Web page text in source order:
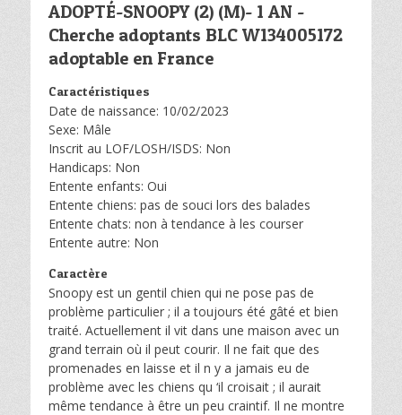
ADOPTÉ-SNOOPY (2) (M)- 1 AN -
Cherche adoptants BLC W134005172
adoptable en France
Caractéristiques
Date de naissance: 10/02/2023
Sexe: Mâle
Inscrit au LOF/LOSH/ISDS: Non
Handicaps: Non
Entente enfants: Oui
Entente chiens: pas de souci lors des balades
Entente chats: non à tendance à les courser
Entente autre: Non
Caractère
Snoopy est un gentil chien qui ne pose pas de
problème particulier ; il a toujours été gâté et bien
traité. Actuellement il vit dans une maison avec un
grand terrain où il peut courir. Il ne fait que des
promenades en laisse et il n y a jamais eu de
problème avec les chiens qu ‘il croisait ; il aurait
même tendance à être un peu craintif. Il ne montre